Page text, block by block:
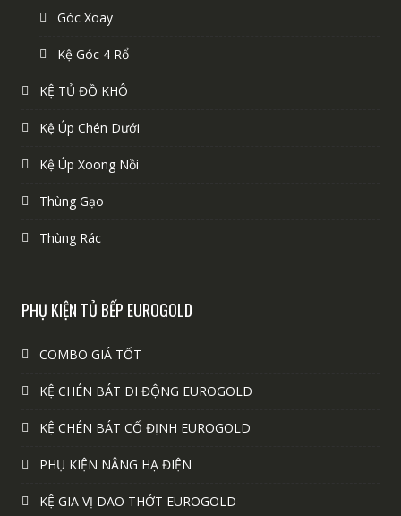
Góc Xoay
Kệ Góc 4 Rổ
KỆ TỦ ĐỒ KHÔ
Kệ Úp Chén Dưới
Kệ Úp Xoong Nồi
Thùng Gạo
Thùng Rác
PHỤ KIỆN TỦ BẾP EUROGOLD
COMBO GIÁ TỐT
KỆ CHÉN BÁT DI ĐỘNG EUROGOLD
KỆ CHÉN BÁT CỐ ĐỊNH EUROGOLD
PHỤ KIỆN NÂNG HẠ ĐIỆN
KỆ GIA VỊ DAO THỚT EUROGOLD